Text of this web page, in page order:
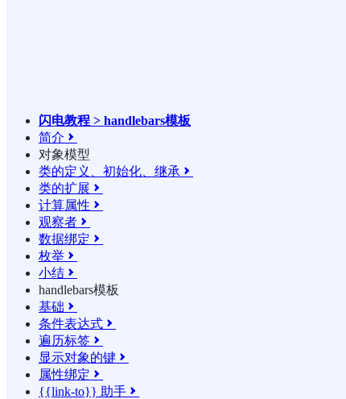
闪电教程 > handlebars模板
简介 
对象模型
类的定义、初始化、继承 
类的扩展 
计算属性 
观察者 
数据绑定 
枚举 
小结 
handlebars模板
基础 
条件表达式 
遍历标签 
显示对象的键 
属性绑定 
{{link-to}} 助手 